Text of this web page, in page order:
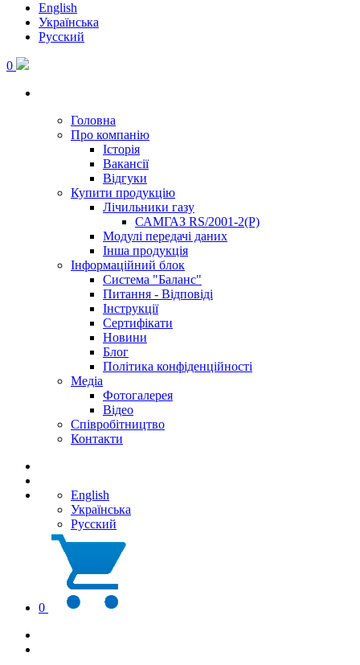
English
Українська
Русский
0
Головна
Про компанію
Історія
Вакансії
Відгуки
Купити продукцію
Лічильники газу
САМГАЗ RS/2001-2(Р)
Модулі передачі даних
Інша продукція
Інформаційний блок
Система "Баланс"
Питання - Відповіді
Інструкції
Сертифікати
Новини
Блог
Політика конфіденційності
Медіа
Фотогалерея
Відео
Співробітництво
Контакти
English
Українська
Русский
0